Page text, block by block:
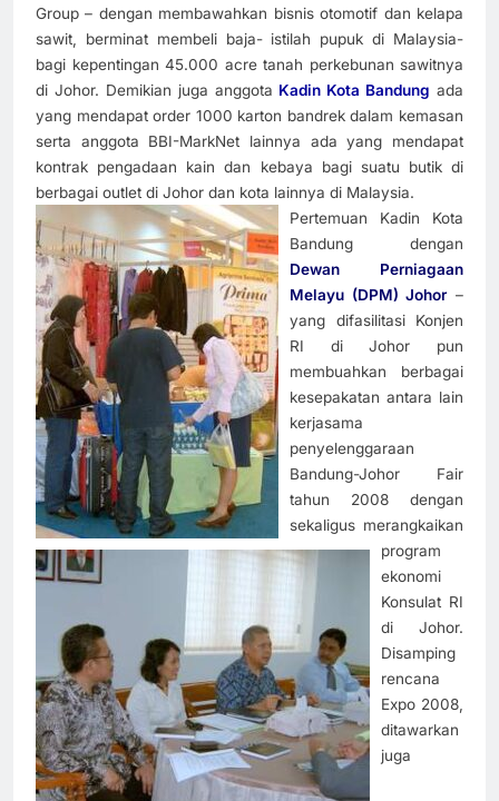
Group – dengan membawahkan bisnis otomotif dan kelapa
sawit, berminat membeli baja- istilah pupuk di Malaysia-
bagi kepentingan 45.000 acre tanah perkebunan sawitnya
di Johor. Demikian juga anggota Kadin Kota Bandung ada
yang mendapat order 1000 karton bandrek dalam kemasan
serta anggota BBI-MarkNet lainnya ada yang mendapat
kontrak pengadaan kain dan kebaya bagi suatu butik di
berbagai outlet di Johor dan kota lainnya di Malaysia.
Pertemuan Kadin Kota
Bandung dengan
Dewan Perniagaan
Melayu (DPM) Johor–
yang difasilitasi Konjen
RI di Johor pun
membuahkan berbagai
kesepakatan antara lain
kerjasama
penyelenggaraan
Bandung-Johor Fair
tahun 2008 dengan
sekaligus merangkaikan
program
ekonomi
Konsulat RI
di Johor.
Disamping
rencana
Expo 2008,
ditawarkan
juga